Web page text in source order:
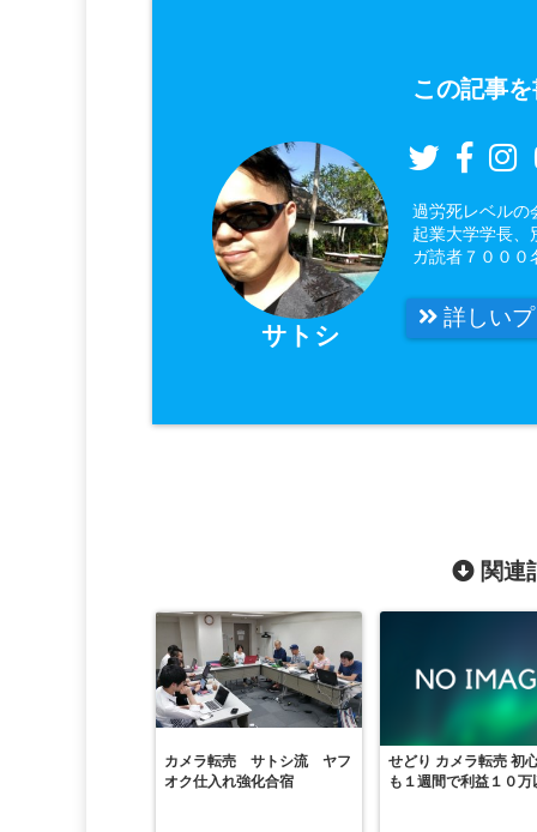
この記事
サトシ
過労死レベルの
起業大学学長、
ガ読者７０００
詳しいプ
関連
カメラ転売 サトシ流 ヤフ
オク仕入れ強化合宿
せどり カメラ転売 初
も１週間で利益１０万